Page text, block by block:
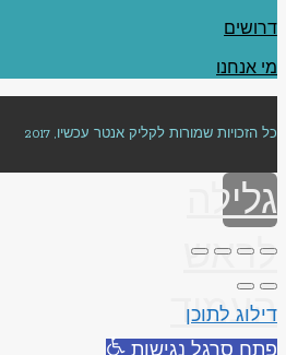
דרושים
מי אנחנו
כל הזכויות שמורות לקליק אנטר עכשיו, 2017
גלילה
לראש
העמוד
דילוג לתוכן
פתח סרגל נגישות